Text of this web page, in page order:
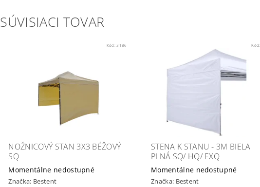
SÚVISIACI TOVAR
Kód:3186
NOŽNICOVÝ STAN 3X3 BÉŽOVÝ
SQ
Momentálne nedostupné
Značka: Bestent
STENA K STANU - 3M BIELA
PLNÁ SQ/ HQ/ EXQ
Momentálne nedostupné
Značka: Bestent